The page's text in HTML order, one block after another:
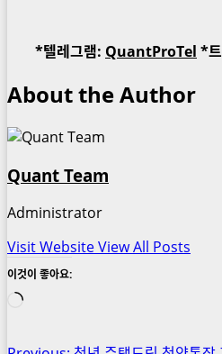
*텔레그램: QuantProTel *
About the Author
Quant Team
Administrator
Visit WebsiteView All Posts
이것이 좋아요:
로
중...